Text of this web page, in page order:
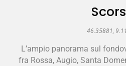
46.35881,
L’ampio panorama sul
fra Rossa, Augio, Santa